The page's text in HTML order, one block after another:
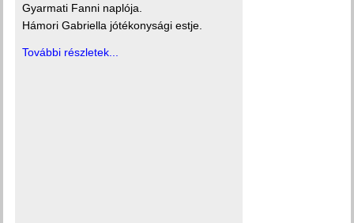
Gyarmati Fanni naplója.
Hámori Gabriella jótékonysági estje.
További részletek...